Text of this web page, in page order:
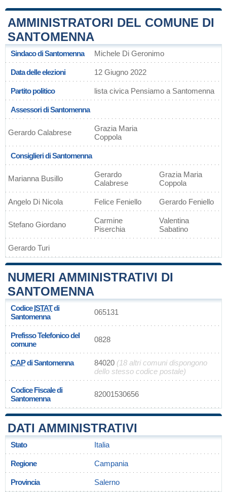
AMMINISTRATORI DEL COMUNE DI
SANTOMENNA
Sindaco di Santomenna Michele Di Geronimo
Data delle elezioni 12 Giugno 2022
Partito politico lista civica Pensiamo a Santomenna
Assessori di Santomenna
Gerardo Calabrese
Grazia Maria
Coppola
Consiglieri di Santomenna
Marianna Busillo
Gerardo
Calabrese
Grazia Maria
Coppola
Angelo Di Nicola Felice Feniello Gerardo Feniello
Stefano Giordano
Carmine
Piserchia
Valentina
Sabatino
Gerardo Turi
NUMERI AMMINISTRATIVI DI
SANTOMENNA
CodiceISTATdi
Santomenna
065131
Prefisso Telefonico del
comune
0828
CAPdi Santomenna 84020 (18 altri comuni dispongono
dello stesso codice postale)
Codice Fiscale di
Santomenna
82001530656
DATI AMMINISTRATIVI
Stato Italia
Regione Campania
Provincia Salerno